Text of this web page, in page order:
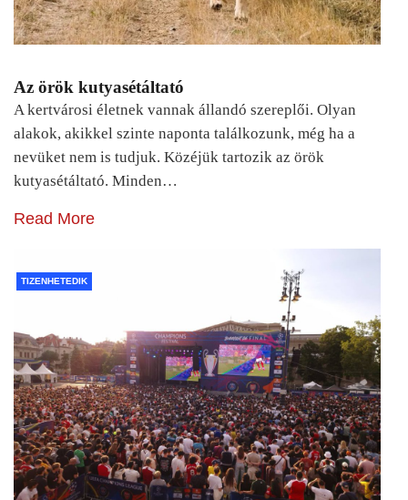
Az örök kutyasétáltató
A kertvárosi életnek vannak állandó szereplői. Olyan
alakok, akikkel szinte naponta találkozunk, még ha a
nevüket nem is tudjuk. Közéjük tartozik az örök
kutyasétáltató. Minden…
Read More
TIZENHETEDIK